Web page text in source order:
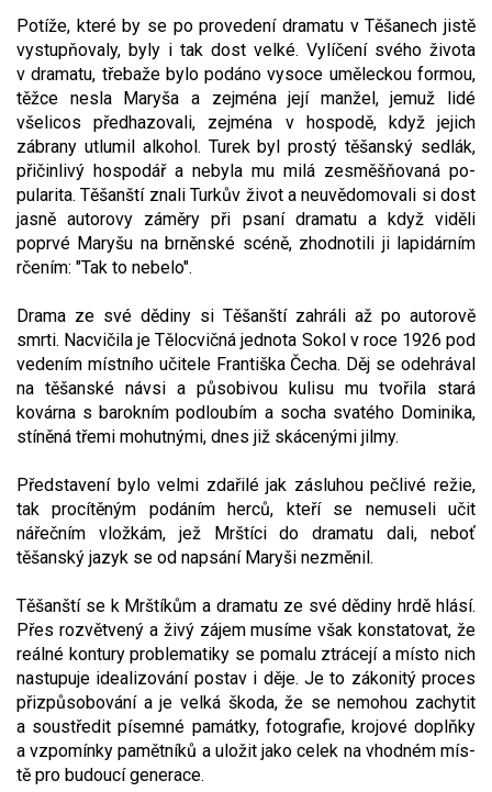
Potíže, které by se po provedení dramatu v Těšanech jistě
vystupňovaly, byly i tak dost velké. Vylíčení svého života
v dra­matu, třebaže bylo podáno vysoce uměleckou formou,
těžce nesla Maryša a zejména její man­žel, jemuž lidé
všelicos předhazovali, zejména v hospodě, když jejich
zábrany utlumil alkohol. Turek byl prostý těšanský sedlák,
přičinlivý hospodář a nebyla mu milá zesměšňovaná po­
pularita. Těšanští znali Turkův život a neuvě­domovali si dost
jasně autorovy záměry při psaní dramatu a když viděli
poprvé Maryšu na brněnské scéně, zhodnotili ji lapidárním
rče­ním: "Tak to nebelo".
Drama ze své dědiny si Těšanští zahráli až po autorově
smrti. Nacvičila je Tělo­cvičná jednota Sokol v roce 1926 pod
vedením místního učitele Františka Čecha. Děj se odehrával
na těšanské návsi a působivou kulisu mu tvo­řila stará
kovárna s barokním podloubím a so­cha svatého Dominika,
stíněná třemi mohut­nými, dnes již skácenými jilmy.
Představení bylo velmi zdařilé jak zásluhou pečlivé režie,
tak procítěným podáním herců, kteří se nemuseli učit
nářečním vložkám, jež Mrštíci do dramatu dali, neboť
těšanský ja­zyk se od napsání Maryši nezměnil.
Těšanští se k Mrštíkům a dramatu ze své dědiny hrdě hlásí.
Přes rozvětvený a živý zájem musí­me však konstatovat, že
reálné kontury proble­matiky se pomalu ztrácejí a místo nich
nastu­puje idealizování postav i děje. Je to zákonitý proces
přizpůsobování a je velká škoda, že se nemohou zachytit
a soustředit písemné památ­ky, fotografie, krojové doplňky
a vzpomínky pamětníků a uložit jako celek na vhodném mís­
tě pro budoucí generace.